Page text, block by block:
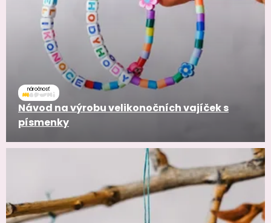
náročnosť
Návod na výrobu velikonočních vajíček s
písmenky